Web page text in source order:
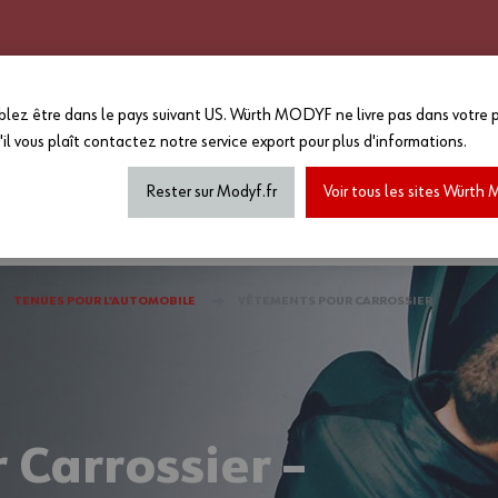
-15% sur le reste du site
*Offre non cumulable avec toutes
de marquage...) dans la limite
MAGASIN...
TENUES POUR L'AUTOMOBILE VÊTEMENTS POUR CARROSSIER
–
être dans le pays suivant US. Würth MODYF ne livre pas dans votre
vous plaît contactez notre service export pour plus d'informations.
Rester sur Modyf.fr Voir tous les sites Würth